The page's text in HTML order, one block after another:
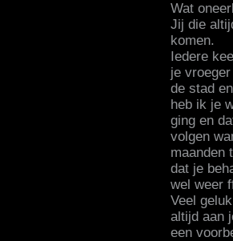
Wat
Jij die
komen.
Iedere
je
de stad
heb ik je
ging en
volgen
maanden
dat je
wel weer
Veel
altijd aan
een